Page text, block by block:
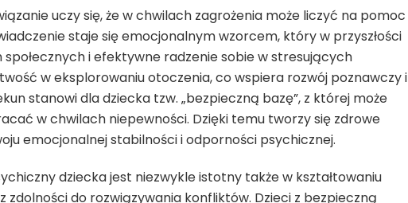
uczy się, że w chwilach zagrożenia może liczyć na pomoc
staje się emocjonalnym wzorcem, który w przyszłości
i efektywne radzenie sobie w stresujących
w eksplorowaniu otoczenia, co wspiera rozwój poznawczy i
stanowi dla dziecka tzw. „bezpieczną bazę”, z której może
w chwilach niepewności. Dzięki temu tworzy się zdrowe
emocjonalnej stabilności i odporności psychicznej.
dziecka jest niezwykle istotny także w kształtowaniu
zdolności do rozwiązywania konfliktów. Dzieci z bezpieczną